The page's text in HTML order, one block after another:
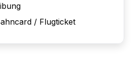
/ Flugticket